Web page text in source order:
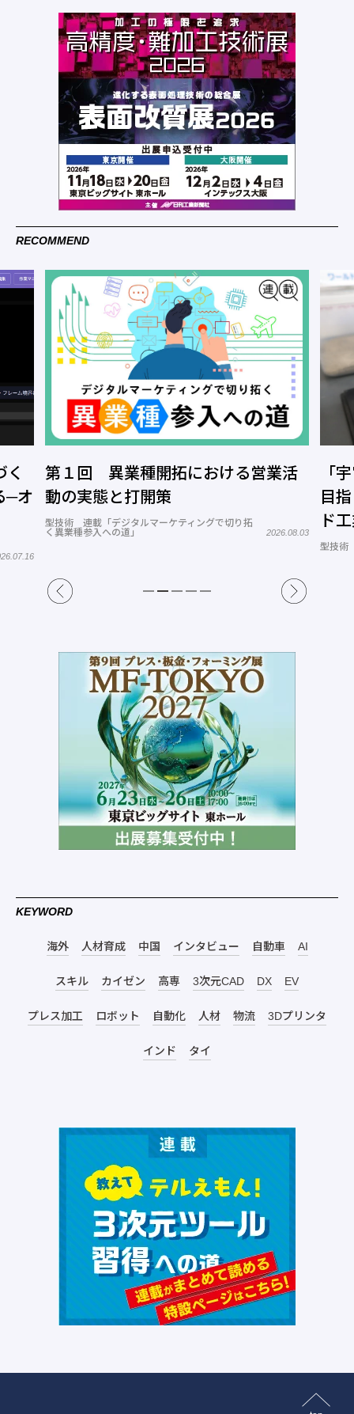
RECOMMEND
く
─オ
第１回 異業種開拓における営業活
動の実態と打開策
型技術 連載「デジタルマーケティングで切り拓
く異業種参入への道」
2026.08.03
「
目
ド
型技術
KEYWORD
海外 人材育成 中国 インタビュー 自動車 AI
スキル カイゼン 高専 3次元CAD DX EV
プレス加工 ロボット 自動化 人材 物流 3Dプリンタ
インド タイ